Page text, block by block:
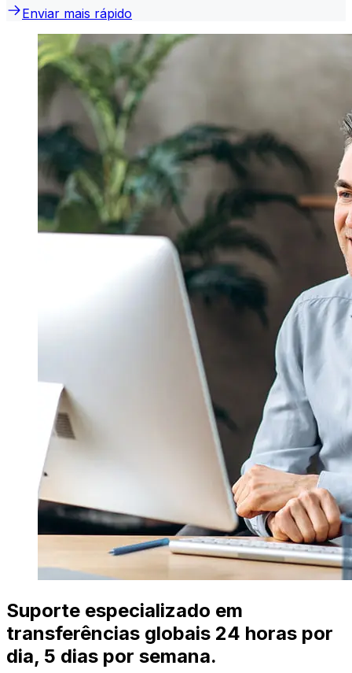
Enviar mais rápido
Suporte especializado em
transferências globais 24 horas por
dia, 5 dias por semana.